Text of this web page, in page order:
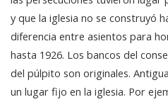
y que la iglesia no se construyó
diferencia entre asientos para
hasta 1926. Los bancos del
del púlpito son originales.
un lugar fijo en la iglesia. Por